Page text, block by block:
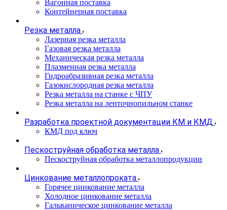
Вагонная поставка
Контейнерная поставка
Резка металла
Лазерная резка металла
Газовая резка металла
Механическая резка металла
Плазменная резка металла
Гидроабразивная резка металла
Газокислородная резка металла
Резка металла на станке с ЧПУ
Резка металла на ленточнопильном станке
Разработка проектной документации КМ и КМД
КМД под ключ
Пескоструйная обработка металла
Пескоструйная обработка металлопродукции
Цинкование металлопроката
Горячее цинкование металла
Холодное цинкование металла
Гальваническое цинкование металла